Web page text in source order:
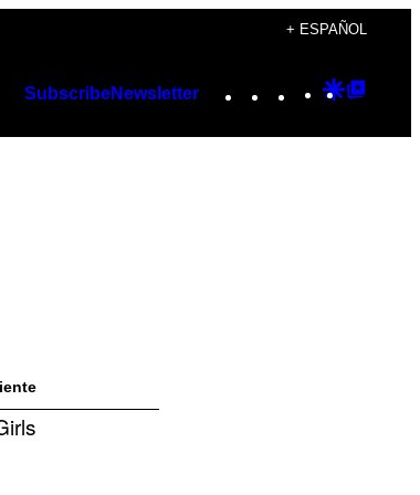
+ ESPAÑOL
SubscribeNewsletter Instagram
TikTok
YouTube
Google